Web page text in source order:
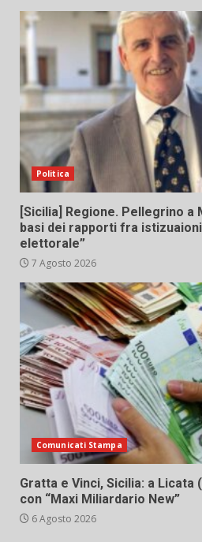
Politica
[Sicilia] Regione. Pellegrino a
basi dei rapporti fra
elettorale”
7 Agosto 2026
Comunicati Stampa
Gratta e Vinci, Sicilia: a Licata
con “Maxi Miliardario New”
6 Agosto 2026